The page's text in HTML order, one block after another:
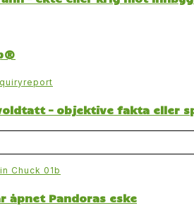
– objektive fakta eller
åpnet Pandoras eske